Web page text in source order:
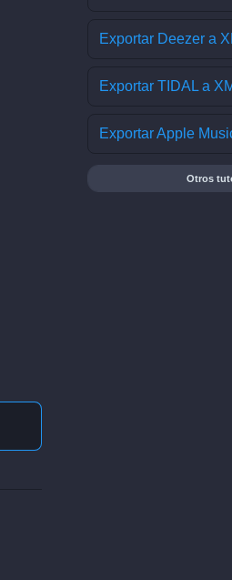
Exportar Deezer a
Exportar TIDAL a
Exportar Apple
Otros